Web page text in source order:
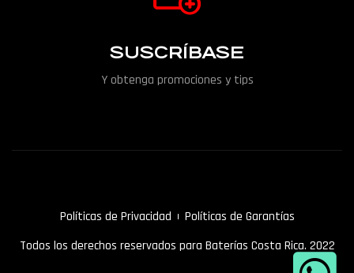
SUSCRÍBASE
Y obtenga promociones y tips
Políticas de Privacidad
Políticas de Garantías
Todos los derechos reservados para Baterías Costa Rica. 2022